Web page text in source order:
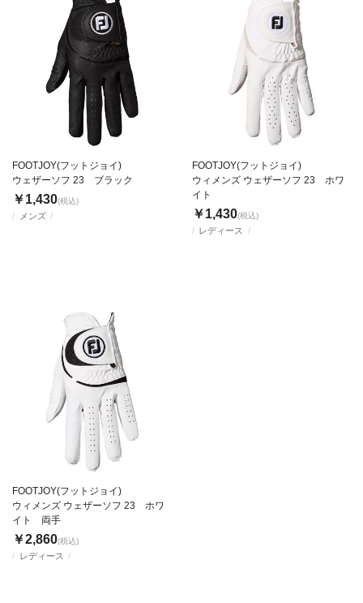
メンズ
FOOTJOY(フットジョイ)
ウェザーソフ 23 ブラック
￥1,430(税込)
レディース
FOOTJOY(フットジョイ)
ウィメンズ ウェザーソフ 23 ホワ
イト
￥1,430(税込)
レディース
FOOTJOY(フットジョイ)
ウィメンズ ウェザーソフ 23 ホワ
イト 両手
￥2,860(税込)